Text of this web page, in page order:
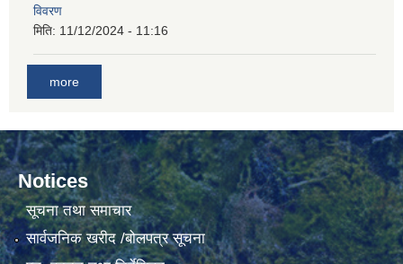
विवरण
मिति: 11/12/2024 - 11:16
more
Notices
सूचना तथा समाचार
सार्वजनिक खरीद /बोलपत्र सूचना